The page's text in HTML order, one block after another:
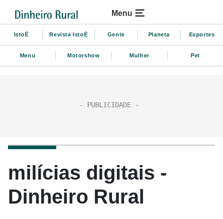
Menu
IstoÉ Revista IstoÉ Gente Planeta Esportes
Menu Motorshow Mulher Pet
milícias digitais -
Dinheiro Rural